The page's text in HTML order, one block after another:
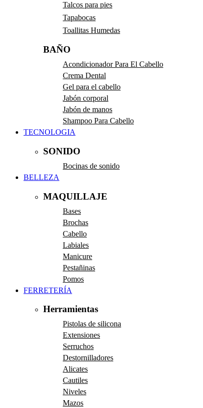
Talcos para pies
Tapabocas
Toallitas Humedas
BAÑO
Acondicionador Para El Cabello
Crema Dental
Gel para el cabello
Jabón corporal
Jabón de manos
Shampoo Para Cabello
TECNOLOGIA
SONIDO
Bocinas de sonido
BELLEZA
MAQUILLAJE
Bases
Brochas
Cabello
Labiales
Manicure
Pestañinas
Pomos
FERRETERÍA
Herramientas
Pistolas de silicona
Extensiones
Serruchos
Destornilladores
Alicates
Cautiles
Niveles
Mazos